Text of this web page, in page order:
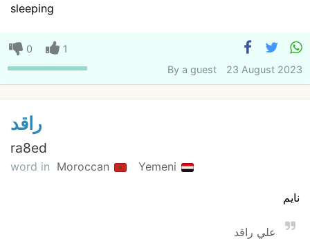
sleeping
0
1
By a guest 23 August 2023
راقد
ra8ed
word in Moroccan Yemeni
نايم
علي راقد